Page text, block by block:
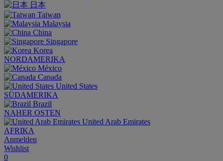
日本
Taiwan
Malaysia
China
Singapore
Korea
NORDAMERIKA
México
Canada
United States
SÜDAMERIKA
Brazil
NAHER OSTEN
United Arab Emirates
AFRIKA
Anmelden
Wishlist
0